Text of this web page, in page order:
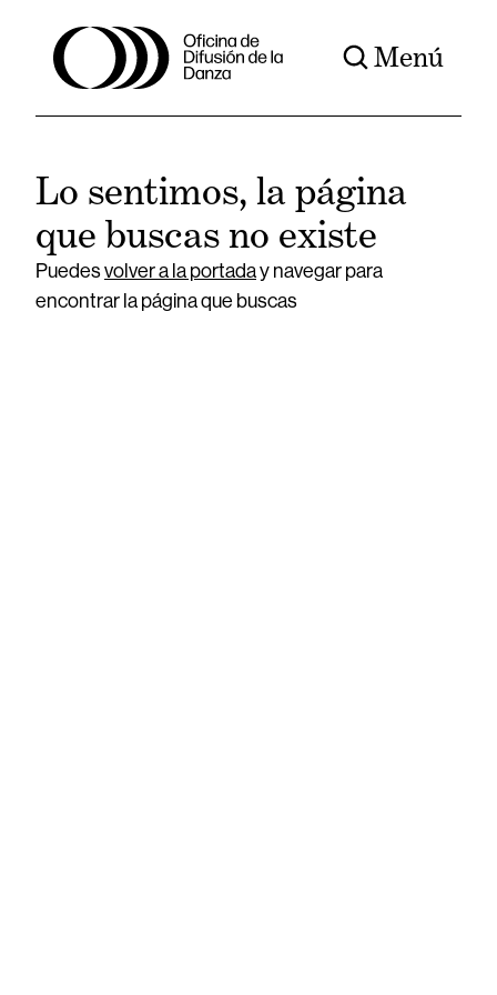
Menú
Lo sentimos, la página
que buscas no existe
Puedesvolver a la portaday navegar para
encontrar la página que buscas